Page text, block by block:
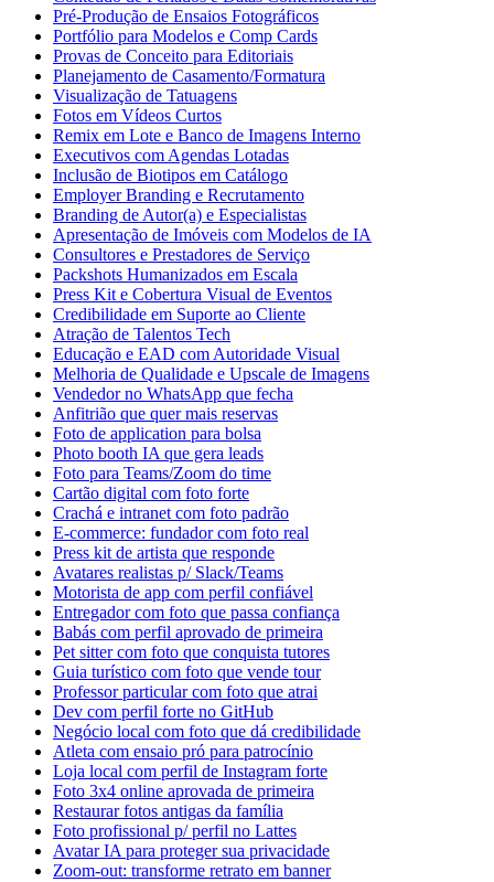
Pré-Produção de Ensaios Fotográficos
Portfólio para Modelos e Comp Cards
Provas de Conceito para Editoriais
Planejamento de Casamento/Formatura
Visualização de Tatuagens
Fotos em Vídeos Curtos
Remix em Lote e Banco de Imagens Interno
Executivos com Agendas Lotadas
Inclusão de Biotipos em Catálogo
Employer Branding e Recrutamento
Branding de Autor(a) e Especialistas
Apresentação de Imóveis com Modelos de IA
Consultores e Prestadores de Serviço
Packshots Humanizados em Escala
Press Kit e Cobertura Visual de Eventos
Credibilidade em Suporte ao Cliente
Atração de Talentos Tech
Educação e EAD com Autoridade Visual
Melhoria de Qualidade e Upscale de Imagens
Vendedor no WhatsApp que fecha
Anfitrião que quer mais reservas
Foto de application para bolsa
Photo booth IA que gera leads
Foto para Teams/Zoom do time
Cartão digital com foto forte
Crachá e intranet com foto padrão
E-commerce: fundador com foto real
Press kit de artista que responde
Avatares realistas p/ Slack/Teams
Motorista de app com perfil confiável
Entregador com foto que passa confiança
Babás com perfil aprovado de primeira
Pet sitter com foto que conquista tutores
Guia turístico com foto que vende tour
Professor particular com foto que atrai
Dev com perfil forte no GitHub
Negócio local com foto que dá credibilidade
Atleta com ensaio pró para patrocínio
Loja local com perfil de Instagram forte
Foto 3x4 online aprovada de primeira
Restaurar fotos antigas da família
Foto profissional p/ perfil no Lattes
Avatar IA para proteger sua privacidade
Zoom-out: transforme retrato em banner